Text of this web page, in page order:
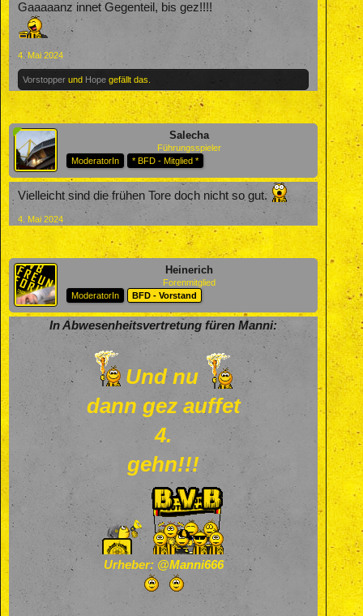
Gaaaaanz innet Gegenteil, bis gez!!!!
4. Mai 2024
Vorstopper und Hope gefällt das.
Salecha
Führungsspieler
ModeratorIn
* BFD - Mitglied *
Vielleicht sind die frühen Tore doch nicht so gut.
4. Mai 2024
Heinerich
Forenmitglied
ModeratorIn
BFD - Vorstand
In Abwesenheitsvertretung füren Manni:
Und nu
dann gez auffet
4.
gehn!!!
Urheber: @Manni666